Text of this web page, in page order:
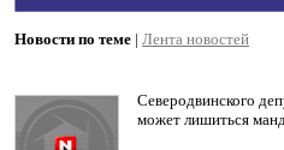
Новости по теме | Лента новостей
Северодвинского
может лишиться